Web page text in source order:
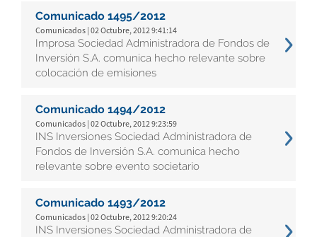
Comunicado 1495/2012
Comunicados | 02 Octubre, 2012 9:41:14
Improsa Sociedad Administradora de Fondos de
Inversión S.A. comunica hecho relevante sobre
colocación de emisiones
Comunicado 1494/2012
Comunicados | 02 Octubre, 2012 9:23:59
INS Inversiones Sociedad Administradora de
Fondos de Inversión S.A. comunica hecho
relevante sobre evento societario
Comunicado 1493/2012
Comunicados | 02 Octubre, 2012 9:20:24
INS Inversiones Sociedad Administradora de